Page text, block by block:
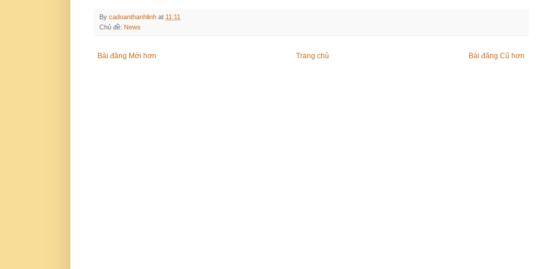
By cadoanthanhlinh at 11:11
Chủ đề: News
Bài đăng Mới hơn Bài đăng Cũ hơn
Trang chủ